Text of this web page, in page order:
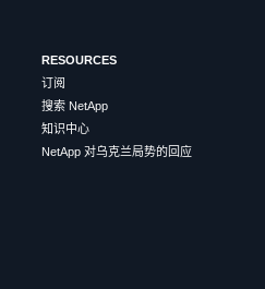
RESOURCES
订阅
搜索 NetApp
知识中心
NetApp 对乌克兰局势的回应